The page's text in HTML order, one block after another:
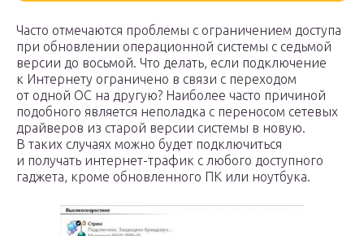
Часто отмечаются проблемы с ограничением доступа
при обновлении операционной системы с седьмой
версии до восьмой. Что делать, если подключение
к Интернету ограничено в связи с переходом
от одной ОС на другую? Наиболее часто причиной
подобного является неполадка с переносом сетевых
драйверов из старой версии системы в новую.
В таких случаях можно будет подключиться
и получать интернет-трафик с любого доступного
гаджета, кроме обновленного ПК или ноутбука.